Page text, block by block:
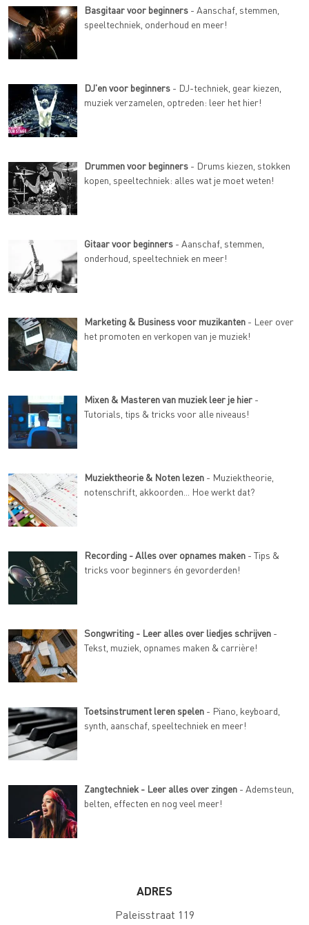
Basgitaar voor beginners - Aanschaf, stemmen,
speeltechniek, onderhoud en meer!
DJ'en voor beginners - DJ-techniek, gear kiezen,
muziek verzamelen, optreden: leer het hier!
Drummen voor beginners - Drums kiezen, stokken
kopen, speeltechniek: alles wat je moet weten!
Gitaar voor beginners - Aanschaf, stemmen,
onderhoud, speeltechniek en meer!
Marketing & Business voor muzikanten - Leer over
het promoten en verkopen van je muziek!
Mixen & Masteren van muziek leer je hier -
Tutorials, tips & tricks voor alle niveaus!
Muziektheorie & Noten lezen - Muziektheorie,
notenschrift, akkoorden... Hoe werkt dat?
Recording - Alles over opnames maken - Tips &
tricks voor beginners én gevorderden!
Songwriting - Leer alles over liedjes schrijven -
Tekst, muziek, opnames maken & carrière!
Toetsinstrument leren spelen - Piano, keyboard,
synth, aanschaf, speeltechniek en meer!
Zangtechniek - Leer alles over zingen - Ademsteun,
belten, effecten en nog veel meer!
ADRES
Paleisstraat 119